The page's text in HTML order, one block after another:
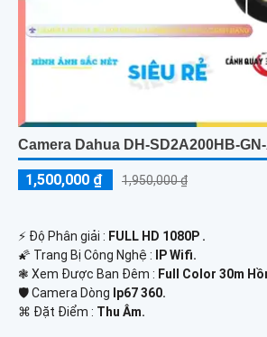
Camera Dahua DH-SD2A200HB-
1,500,000 ₫ 1,950,000 ₫
️⚡ Độ Phân giải : FULL HD 1080P .
🌠 Trang Bị Công Nghệ :
IP Wifi.
❃ Xem Được Ban Đêm : Full Color 30m
🛡 Camera Dòng Ip67 360.
️⌘ Đặt Điểm : Thu Âm.